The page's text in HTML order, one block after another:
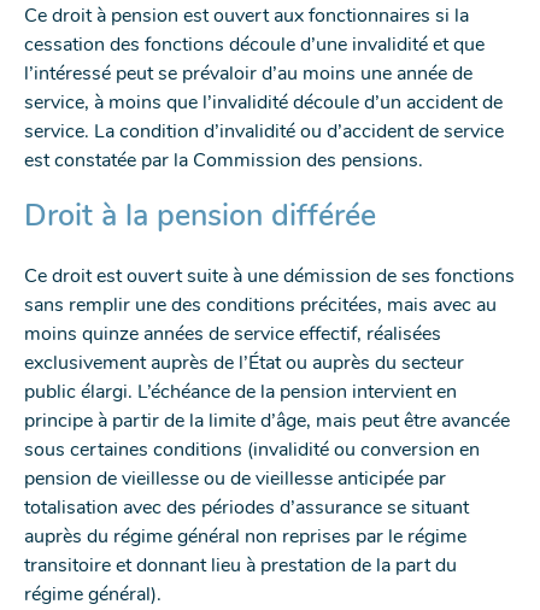
Ce droit à pension est ouvert aux fonctionnaires si la
cessation des fonctions découle d’une invalidité et que
l’intéressé peut se prévaloir d’au moins une année de
service, à moins que l’invalidité découle d’un accident de
service. La condition d’invalidité ou d’accident de service
est constatée par la Commission des pensions.
Droit à la pension différée
Ce droit est ouvert suite à une démission de ses fonctions
sans remplir une des conditions précitées, mais avec au
moins quinze années de service effectif, réalisées
exclusivement auprès de l’État ou auprès du secteur
public élargi. L’échéance de la pension intervient en
principe à partir de la limite d’âge, mais peut être avancée
sous certaines conditions (invalidité ou conversion en
pension de vieillesse ou de vieillesse anticipée par
totalisation avec des périodes d’assurance se situant
auprès du régime général non reprises par le régime
transitoire et donnant lieu à prestation de la part du
régime général).